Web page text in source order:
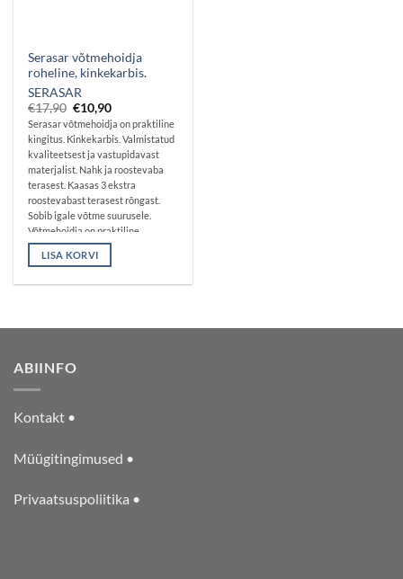
Serasar võtmehoidja
roheline, kinkekarbis.
SERASAR
€17,90 Algne
hind
oli:
€17,90.
€10,90Praegune
hind
on:
€10,90.
Serasar võtmehoidja on praktiline
kingitus. Kinkekarbis. Valmistatud
kvaliteetsest ja vastupidavast
materjalist. Nahk ja roostevaba
terasest. Kaasas 3 ekstra
roostevabast terasest rõngast.
Sobib igale võtme suurusele.
Võtmehoidja on praktiline
aksessuaar, mis aitab teil oma
võtmeid hõlpsasti leida taskust
LISA KORVI
ABIINFO
Kontakt •
Müügitingimused •
Privaatsuspoliitika •